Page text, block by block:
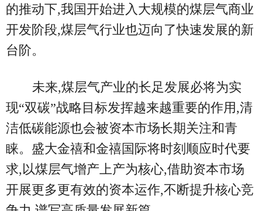
的推动下,我国开始进入大规模的煤层气商业
开发阶段,煤层气行业也迈向了快速发展的新
台阶。
未来,煤层气产业的长足发展必将为实
现“双碳”战略目标发挥越来越重要的作用,清
洁低碳能源也会被资本市场长期关注和青
睐。盛大金禧和金禧国际将时刻顺应时代要
求,以煤层气增产上产为核心,借助资本市场
开展更多更有效的资本运作,不断提升核心竞